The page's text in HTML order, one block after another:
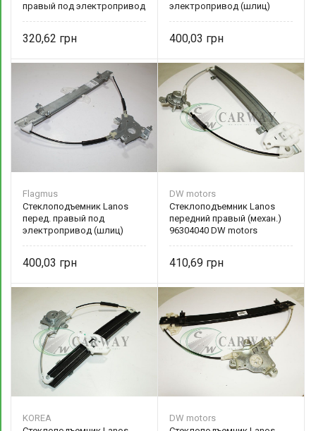
правый под электропривод
320,62
электропривод (шлиц)
400,03
Flagmus
Стеклоподъемник Lanos
перед. правый под
электропривод (шлиц)
400,03
DW motors
Стеклоподъемник Lanos
передний правый (механ.)
96304040 DW motors
410,69
KOREA
DW motors